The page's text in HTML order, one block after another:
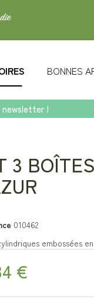
BONNES
newsletter !
3
010462
embossées
€